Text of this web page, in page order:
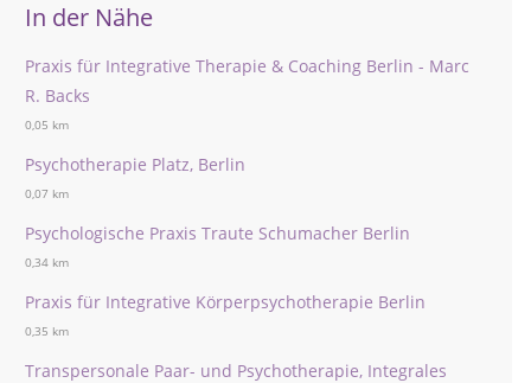
In der Nähe
Praxis für Integrative Therapie & Coaching Berlin - Marc
R. Backs
0,05 km
Psychotherapie Platz, Berlin
0,07 km
Psychologische Praxis Traute Schumacher Berlin
0,34 km
Praxis für Integrative Körperpsychotherapie Berlin
0,35 km
Transpersonale Paar- und Psychotherapie, Integrales